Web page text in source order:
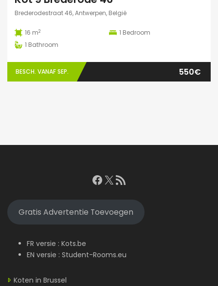
Brederodestraat 46, Antwerpen, België
16 m2 1 Bedroom
1 Bathroom
BESCH. VANAF SEP. 550€
Facebook
X RSS feed
Gratis Advertentie Toevoegen
FR versie : Kots.be
EN versie : Student-Rooms.eu
Koten in Brussel